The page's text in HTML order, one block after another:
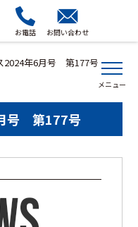
お電話 お問い合わせ
2024年6月号 第177号
号 第177号